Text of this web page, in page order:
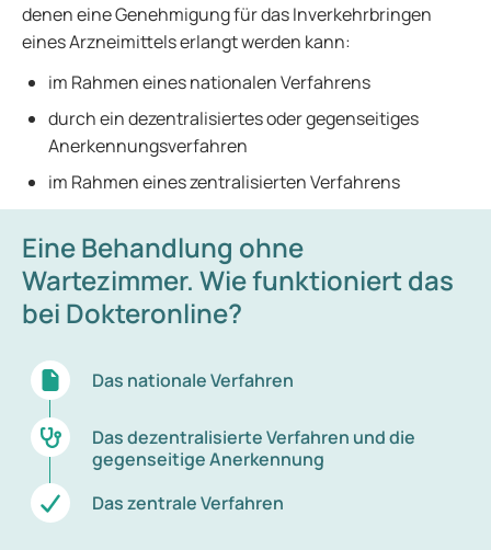
denen eine Genehmigung für das Inverkehrbringen
eines Arzneimittels erlangt werden kann:
im Rahmen eines nationalen Verfahrens
durch ein dezentralisiertes oder gegenseitiges
Anerkennungsverfahren
im Rahmen eines zentralisierten Verfahrens
Eine Behandlung ohne
Wartezimmer. Wie funktioniert das
bei Dokteronline?
Das nationale Verfahren
Das dezentralisierte Verfahren und die
gegenseitige Anerkennung
Das zentrale Verfahren